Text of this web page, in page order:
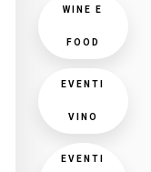
WINE E
FOOD
EVENTI
VINO
EVENTI